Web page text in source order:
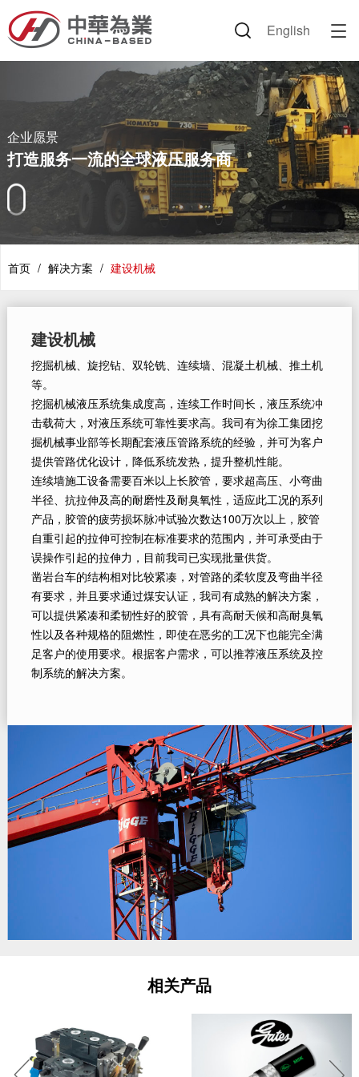

English
企业信息
企业文化
董事长致辞
荣誉证书
专利证书
产品中心
胶管总成
接头套筒
附件类产品
丹佛斯产品
解决方案
路面机械
建设机械
环保设备
交通运输
矿业设备
特种设备
新闻资讯
行业动态
公司掠影
视频中心
节日祝福
人力资源
岗位招聘
简历投递
联系我们
企业愿景
打造服务一流的全球液压服务商
首页 / 解决方案 / 建设机械
建设机械
挖掘机械、旋挖钻、双轮铣、连续墙、混凝土机械、推土机
等。
挖掘机械液压系统集成度高，连续工作时间长，液压系统冲
击载荷大，对液压系统可靠性要求高。我司有为徐工集团挖
掘机械事业部等长期配套液压管路系统的经验，并可为客户
提供管路优化设计，降低系统发热，提升整机性能。
连续墙施工设备需要百米以上长胶管，要求超高压、小弯曲
半径、抗拉伸及高的耐磨性及耐臭氧性，适应此工况的系列
产品，胶管的疲劳损坏脉冲试验次数达100万次以上，胶管
自重引起的拉伸可控制在标准要求的范围内，并可承受由于
误操作引起的拉伸力，目前我司已实现批量供货。
凿岩台车的结构相对比较紧凑，对管路的柔软度及弯曲半径
有要求，并且要求通过煤安认证，我司有成熟的解决方案，
可以提供紧凑和柔韧性好的胶管，具有高耐天候和高耐臭氧
性以及各种规格的阻燃性，即使在恶劣的工况下也能完全满
足客户的使用要求。根据客户需求，可以推荐液压系统及控
制系统的解决方案。
相关产品